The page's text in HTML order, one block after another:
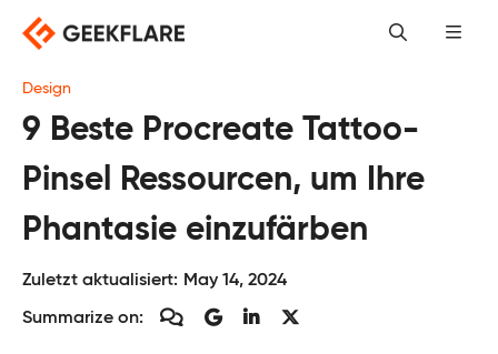
Skip
content
Design
9 Beste Procreate Tattoo-
Pinsel Ressourcen, um Ihre
Phantasie einzufärben
Zuletzt aktualisiert: May 14, 2024
Summarize on: